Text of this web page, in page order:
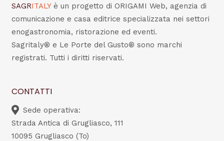
SAGRITALY è un progetto di ORIGAMI Web, agenzia di
comunicazione e casa editrice specializzata nei settori
enogastronomia, ristorazione ed eventi.
Sagritaly® e Le Porte del Gusto® sono marchi
registrati. Tutti i diritti riservati.
CONTATTI
Sede operativa:
Strada Antica di Grugliasco, 111
10095 Grugliasco (To)